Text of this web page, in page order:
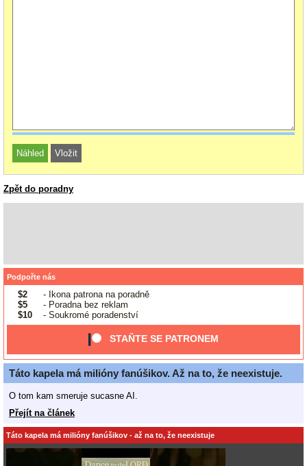
Zpět do poradny
Podpořte nás
$2
- Ikona patrona na poradně
$5
- Poradna bez reklam
$10
- Soukromé poradenství
STAŇTE SE PATRONEM
Táto kapela má milióny fanúšikov. Až na to, že neexistuje.
O tom kam smeruje sucasne AI.
Přejít na článek
Táto kapela má milióny fanúšikov - až na to, že neexistuje